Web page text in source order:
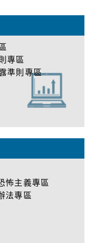
專區
準則專區
怖主義專區
法專區